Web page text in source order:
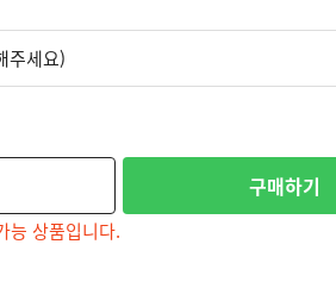
구매하기
능 상품입니다.